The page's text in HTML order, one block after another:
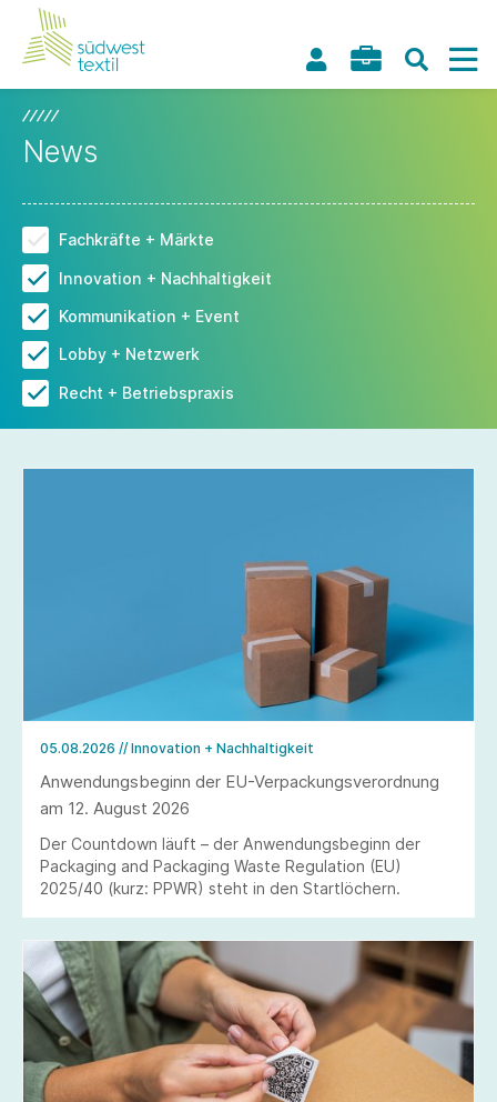
News
Fachkräfte + Märkte
Innovation + Nachhaltigkeit
Kommunikation + Event
Lobby + Netzwerk
Recht + Betriebspraxis
05.08.2026 // Innovation + Nachhaltigkeit
Anwendungsbeginn der EU-Verpackungsverordnung
am 12. August 2026
Der Countdown läuft – der Anwendungsbeginn der
Packaging and Packaging Waste Regulation (EU)
2025/40 (kurz: PPWR) steht in den Startlöchern.